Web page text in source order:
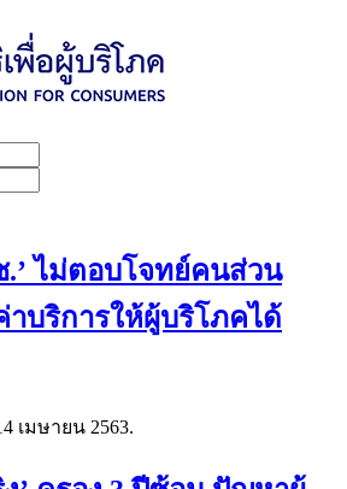
.’ ไม่ตอบโจทย์คนส่วน
บริการให้ผู้บริโภคได้
เมษายน 2563.